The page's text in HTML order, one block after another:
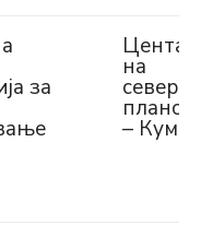
за
Центар
на
–